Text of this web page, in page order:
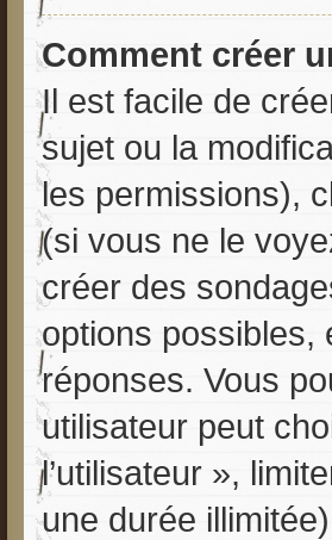
Comment créer
Il est facile de
sujet ou la
les permissions),
(si vous ne le
créer des
options possibles,
réponses. Vous
utilisateur peut
l’utilisateur »,
une durée